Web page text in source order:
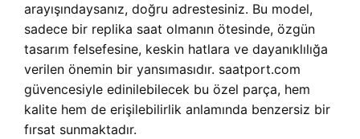
arayışındaysanız, doğru adrestesiniz. Bu model,
sadece bir replika saat olmanın ötesinde, özgün
tasarım felsefesine, keskin hatlara ve dayanıklılığa
verilen önemin bir yansımasıdır. saatport.com
güvencesiyle edinilebilecek bu özel parça, hem
kalite hem de erişilebilirlik anlamında benzersiz bir
fırsat sunmaktadır.